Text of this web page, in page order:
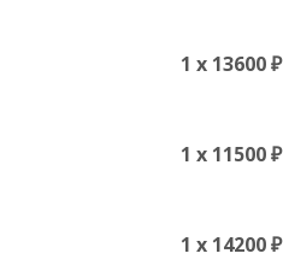
1 x 13600 ₽
1 x 11500 ₽
1 x 14200 ₽